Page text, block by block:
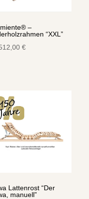
–
“XXL”
€
Lattenrost “Der
manuell”